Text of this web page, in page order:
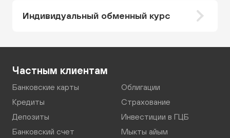
Индивидуальный обменный курс
Частным клиентам
Банковские карты
Кредиты
Депозиты
Банковский счет
Облигации
Страхование
Инвестиции в ГЦБ
Мыкты айым